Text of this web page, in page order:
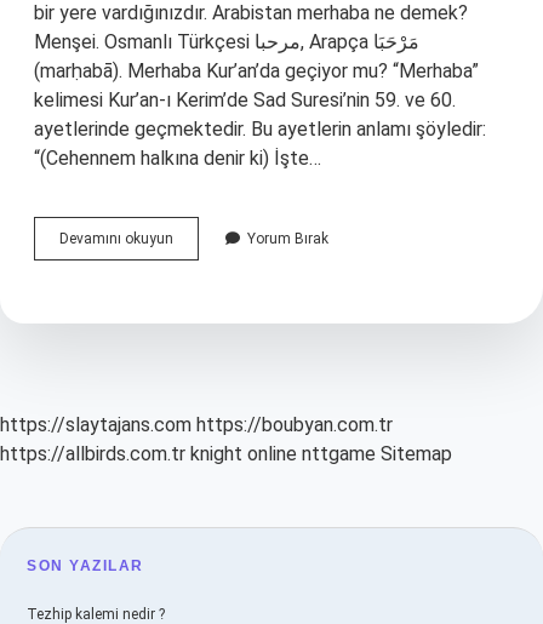
bir yere vardığınızdır. Arabistan merhaba ne demek?
Menşei. Osmanlı Türkçesi مرحبا‎, Arapça مَرْحَبَا‎
(marḥabā). Merhaba Kur’an’da geçiyor mu? “Merhaba”
kelimesi Kur’an-ı Kerim’de Sad Suresi’nin 59. ve 60.
ayetlerinde geçmektedir. Bu ayetlerin anlamı şöyledir:
“(Cehennem halkına denir ki) İşte…
Devamını okuyun
Merhaba
Yorum Bırak
https://slaytajans.com https://boubyan.com.tr
https://allbirds.com.tr knight online nttgame Sitemap
SIDEBAR
SON YAZILAR
Tezhip kalemi nedir ?